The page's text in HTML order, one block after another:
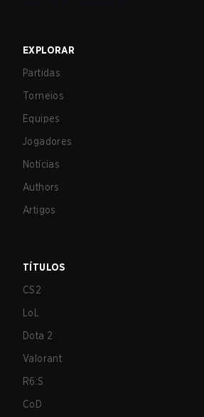
EXPLORAR
Partidas
Torneios
Equipes
Jogadores
Notícias
Authors
Artigos
TÍTULOS
CS2
LoL
Dota 2
Valorant
R6:S
CoD